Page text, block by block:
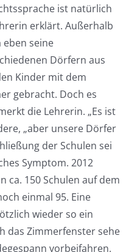
ist natürlich
erklärt. Außerhalb
seine
Dörfern aus
Kinder mit dem
gebracht. Doch es
die Lehrerin. „Es ist
„aber unsere Dörfer
der Schulen sei
Symptom. 2012
ca. 150 Schulen auf dem
einmal 95. Eine
wieder so ein
das Zimmerfenster sehe
vorbeifahren.